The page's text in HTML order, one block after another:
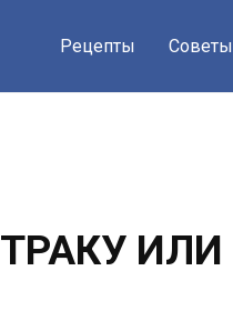
Рецепты Советы
ИЛИ